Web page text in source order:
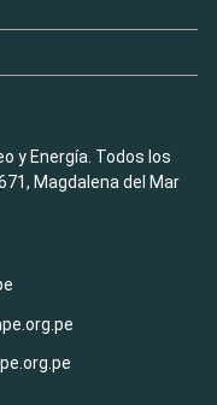
y Energía. Todos los
Magdalena del Mar